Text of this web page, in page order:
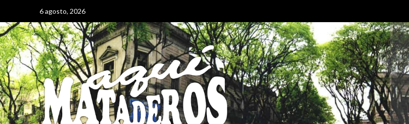
contenido
6 agosto, 2026